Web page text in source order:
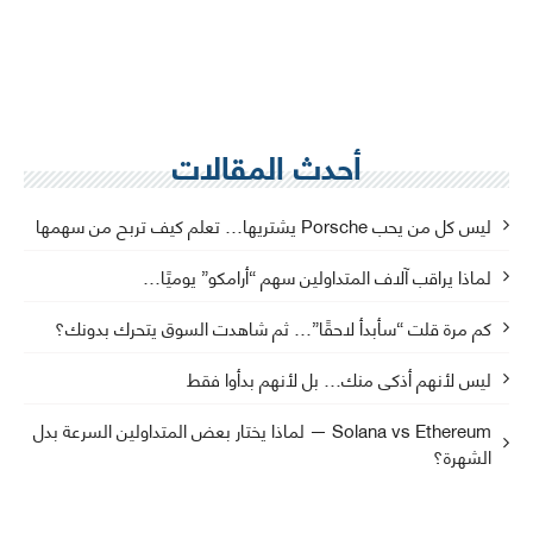
أحدث المقالات
ليس كل من يحب Porsche يشتريها… تعلم كيف تربح من سهمها
لماذا يراقب آلاف المتداولين سهم “أرامكو” يوميًا…
كم مرة قلت “سأبدأ لاحقًا”… ثم شاهدت السوق يتحرك بدونك؟
ليس لأنهم أذكى منك… بل لأنهم بدأوا فقط
Solana vs Ethereum — لماذا يختار بعض المتداولين السرعة بدل
الشهرة؟